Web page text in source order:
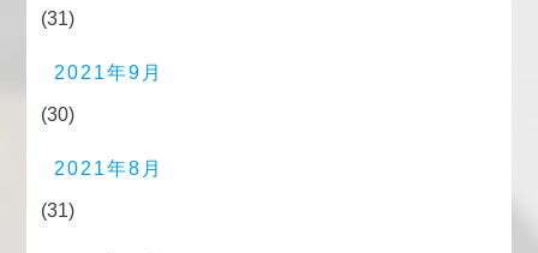
(31)
2021年9月
(30)
2021年8月
(31)